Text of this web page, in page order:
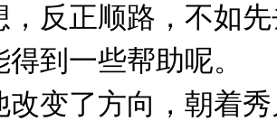
，反正顺路，不如
到一些帮助呢。
改变了方向，朝着